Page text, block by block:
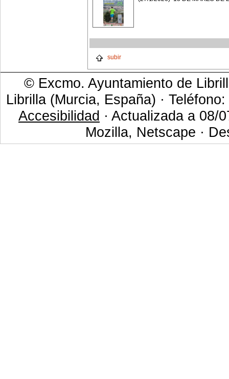
subir
© Excmo. Ayuntamiento de
Librilla (Murcia, España) ·
Accesibilidad · Actualizada a 08/
Mozilla, Netscape ·